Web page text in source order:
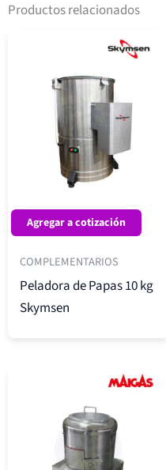
Productos relacionados
Agregar a cotización
COMPLEMENTARIOS
Peladora de Papas 10 kg
Skymsen